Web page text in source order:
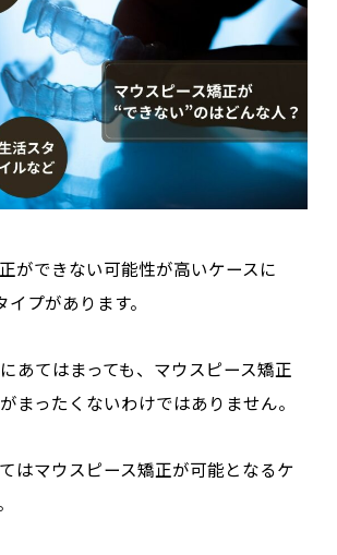
ができない可能性が高いケースに
プがあります。
あてはまっても、 マウスピース矯正
まったくないわけではありません。
はマウスピース矯正が可能となるケ